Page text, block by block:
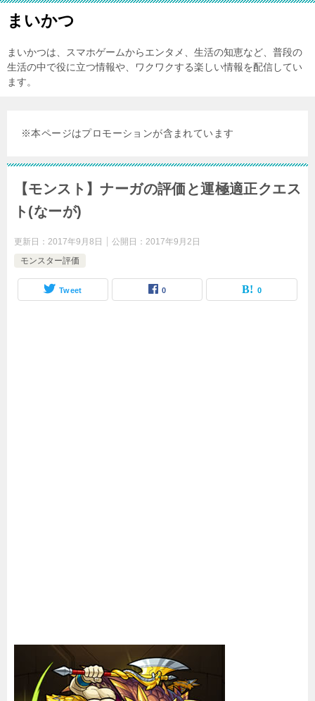
まいかつ
まいかつは、スマホゲームからエンタメ、生活の知恵など、普段の
生活の中で役に立つ情報や、ワクワクする楽しい情報を配信してい
ます。
※本ページはプロモーションが含まれています
【モンスト】ナーガの評価と運極適正クエス
ト(なーが)
更新日： 2017年9月8日 公開日： 2017年9月2日
モンスター評価
Tweet 0 0